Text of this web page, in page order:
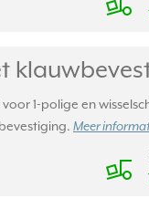
1-polige en
Meer